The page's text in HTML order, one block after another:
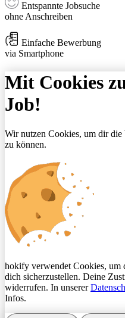
Entspannte Jobsuche
ohne Anschreiben
Einfache Bewerbung
via Smartphone
Mit Cookies
Job!
Wir nutzen Cookies, um dir die
zu können.
hokify verwendet Cookies, um
dich sicherzustellen. Deine
widerrufen. In unserer
Infos.